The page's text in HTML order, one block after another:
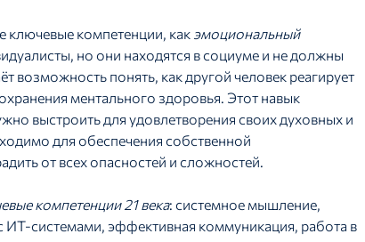
ключевые компетенции, как эмоциональный
но они находятся в социуме и не должны
возможность понять, как другой человек реагирует
ментального здоровья. Этот навык
выстроить для удовлетворения своих духовных и
для обеспечения собственной
от всех опасностей и сложностей.
компетенции 21 века: системное мышление,
ИТ-системами, эффективная коммуникация, работа в